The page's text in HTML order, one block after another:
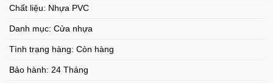
Chất liệu: Nhựa PVC
Danh mục: Cửa nhựa
Tình trạng hàng: Còn hàng
Bảo hành: 24 Tháng